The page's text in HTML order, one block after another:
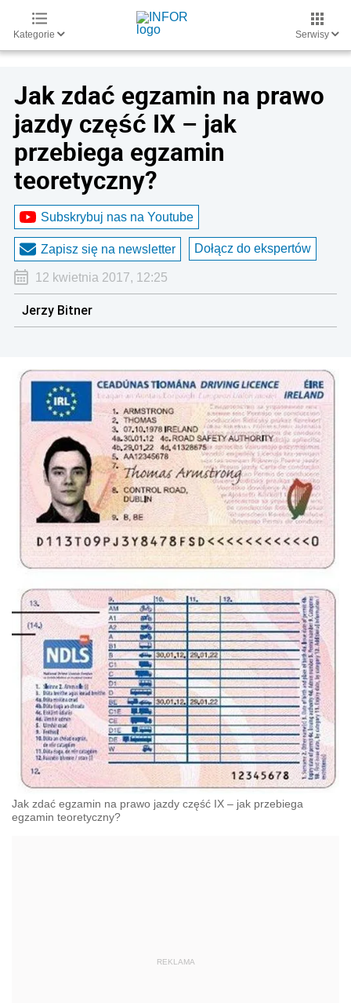
Kategorie Serwisy
Jak zdać egzamin na prawo
jazdy część IX – jak
przebiega egzamin
teoretyczny?
Subskrybuj nas na Youtube
Zapisz się na newsletter Dołącz do ekspertów
12 kwietnia 2017, 12:25
Jerzy Bitner
Jak zdać egzamin na prawo jazdy część IX – jak przebiega
egzamin teoretyczny?